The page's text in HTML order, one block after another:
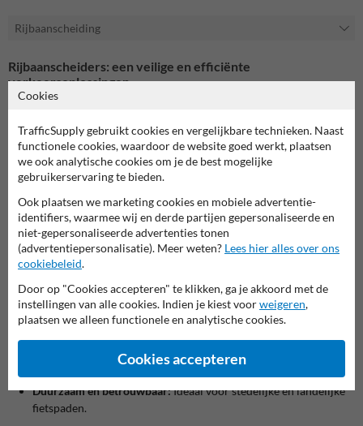
Rijbaanscheiding
Rijbaanscheiders: een veilige en efficiënte
verkeersoplossingen
Rijbaanscheiders spelen een essentiële rol bij het scheiden en
doorstroming op de weg sterk bevordert. TrafficSupply biedt een
uitgebreid aanbod aan rijbaanscheiders die geschikt zijn voor diverse
situaties. Onze producten zijn vervaardigd uit hoogwaardige
materialen zoals rubber, gerecycled PVC en kunststof, wat zorgt voor
Fietspadafscheiders
Onze fietspadafscheiders zijn speciaal ontwikkeld om fietsers en
gemotoriseerd verkeer veilig van elkaar te scheiden. Met deze
verkeersstromen.
Gemaakt van hoogwaardig rubber:Beschikbaar in zwart en
rood.
Voorzien van reflecterende markeringen:Voor optimale
Duurzaam en betrouwbaar:Ideaal voor stedelijke en landelijke
fietspaden.
Cookies
TrafficSupply gebruikt cookies en vergelijkbare technieken. Naast
functionele cookies, waardoor de website goed werkt, plaatsen
we ook analytische cookies om je de best mogelijke
gebruikerservaring te bieden.
Ook plaatsen we marketing cookies en mobiele advertentie-
identifiers, waarmee wij en derde partijen gepersonaliseerde en
niet-gepersonaliseerde advertenties tonen
(advertentiepersonalisatie). Meer weten? Lees hier alles over ons
cookiebeleid.
Door op "Cookies accepteren" te klikken, ga je akkoord met de
instellingen van alle cookies. Indien je kiest voorweigeren,
plaatsen we alleen functionele en analytische cookies.
Cookies accepteren